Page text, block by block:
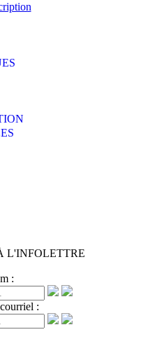
L'INFOLETTRE
:
: